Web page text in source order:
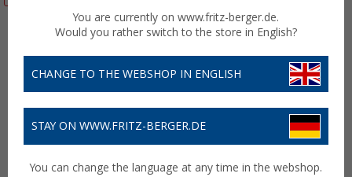
You are currently on www.fritz-berger.de.
Would you rather switch to the store in English?
CHANGE TO THE WEBSHOP IN ENGLISH
STAY ON WWW.FRITZ-BERGER.DE
You can change the language at any time in the webshop.